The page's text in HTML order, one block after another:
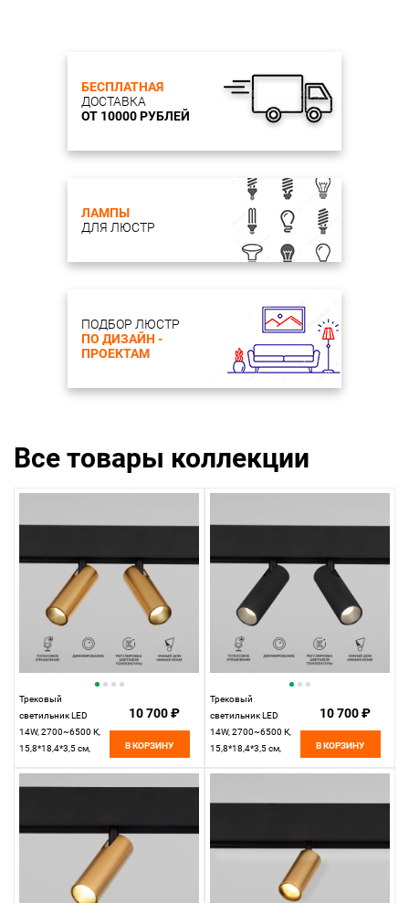
БЕСПЛАТНАЯ
ДОСТАВКА
ОТ 10000 РУБЛЕЙ
ЛАМПЫ
ДЛЯ ЛЮСТР
ПОДБОР ЛЮСТР
ПО ДИЗАЙН -
ПРОЕКТАМ
Все товары коллекции
Трековый
светильник LED
14W, 2700~6500 К,
15,8*18,4*3,5 см,
10 700 ₽
В КОРЗИНУ
Трековый
светильник LED
14W, 2700~6500 К,
15,8*18,4*3,5 см,
10 700 ₽
В КОРЗИНУ